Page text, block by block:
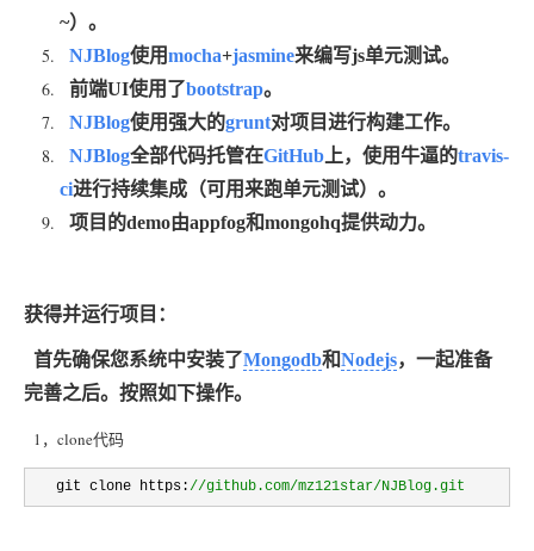
~）。
NJBlog使用mocha+jasmine来编写js单元测试。
前端UI使用了bootstrap。
NJBlog使用强大的grunt对项目进行构建工作。
NJBlog全部代码托管在GitHub 上，使用牛逼的travis-
ci进行持续集成（可用来跑单元测试）。
项目的demo由appfog和mongohq提供动力。
获得并运行项目：
首先确保您系统中安装了Mongodb和Nodejs，一起准备
完善之后。按照如下操作。
1，clone代码
   git clone https:
//github.com/mz121star/NJBlog.git